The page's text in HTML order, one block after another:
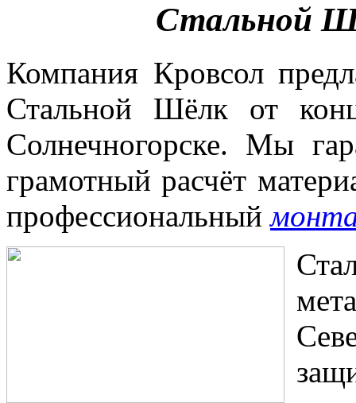
Стальной
Компания Кровсол
Стальной Шёлк от
Солнечногорске. Мы
грамотный расчёт
профессиональный